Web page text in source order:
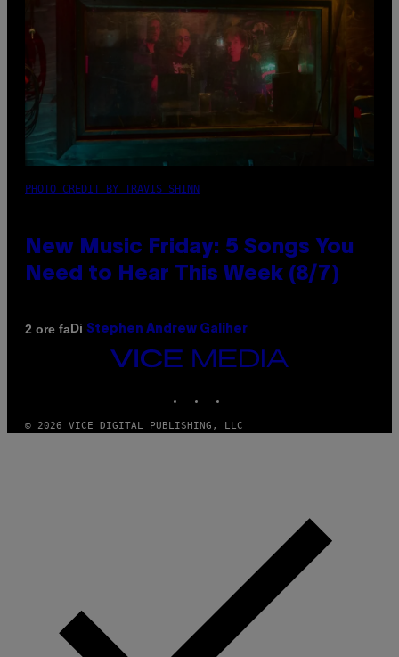
PHOTO CREDIT BY TRAVIS SHINN
New Music Friday: 5 Songs You
Need to Hear This Week (8/7)
2 ore faDi Stephen Andrew Galiher
VICE
© 2026 VICE DIGITAL PUBLISHING, LLC